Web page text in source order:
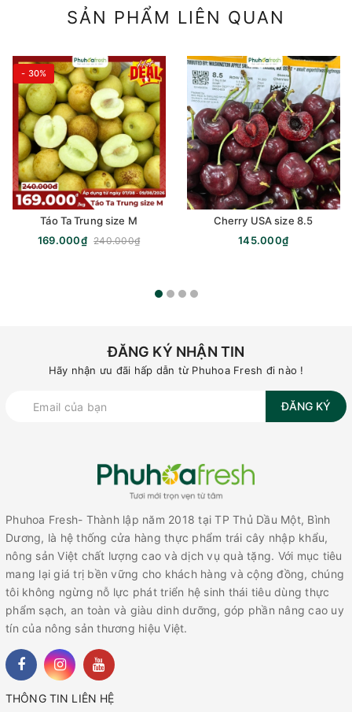
SẢN PHẨM LIÊN QUAN
- 30%
Táo Ta Trung size M
169.000₫ 240.000₫
Cherry USA size 8.5
145.000₫
ĐĂNG KÝ NHẬN TIN
Hãy nhận ưu đãi hấp dẫn từ Phuhoa Fresh đi nào !
ĐĂNG KÝ
Phuhoa Fresh- Thành lập năm 2018 tại TP Thủ Dầu Một, Bình
Dương, là hệ thống cửa hàng thực phẩm trái cây nhập khẩu,
nông sản Việt chất lượng cao và dịch vụ quà tặng. Với mục tiêu
mang lại giá trị bền vững cho khách hàng và cộng đồng, chúng
tôi không ngừng nỗ lực phát triển hệ sinh thái tiêu dùng thực
phẩm sạch, an toàn và giàu dinh dưỡng, góp phần nâng cao uy
tín của nông sản thương hiệu Việt.
THÔNG TIN LIÊN HỆ